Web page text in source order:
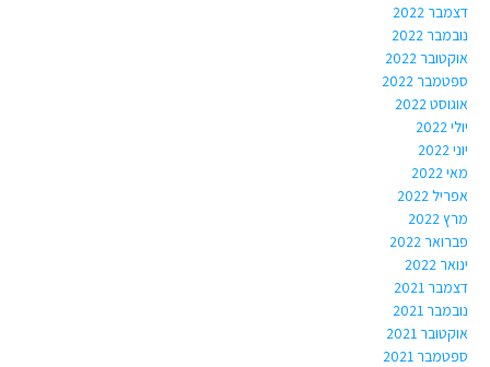
דצמבר 2022
נובמבר 2022
אוקטובר 2022
ספטמבר 2022
אוגוסט 2022
יולי 2022
יוני 2022
מאי 2022
אפריל 2022
מרץ 2022
פברואר 2022
ינואר 2022
דצמבר 2021
נובמבר 2021
אוקטובר 2021
ספטמבר 2021